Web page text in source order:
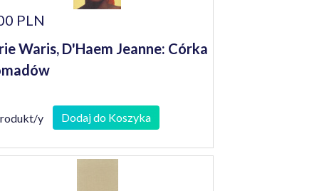
PLN
Waris, D'Haem Jeanne: Córka
y Dodaj do Koszyka